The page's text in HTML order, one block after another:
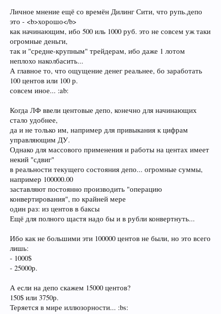
Личное мнение ещё со времён Дилинг Сити, что рупь.депо
это - <b>хорошо</b>
как начинающим, ибо 500 иль 1000 руб. это не совсем уж таки
огромные деньги,
так и "средне-крупным" трейдерам, ибо даже 1 лотом
неплохо наколбасить...
А главное то, что ощущение денег реальнее, бо заработать
100 центов или 100 р.
совсем иное... :ab:
Когда ЛФ ввели центовые депо, конечно для начинающих
стало удобнее,
да и не только им, например для привыкания к цифрам
управляющим ДУ.
Однако для массового применения и работы на центах имеет
некий "сдвиг"
в реальности текущего состояния депо... огромные суммы,
например 100000.00
заставляют постоянно производить "операцию
конвертирования", по крайней мере
один раз: из центов в баксы
Ещё для полного щастя надо бы и в рубли конвертнуть...
Ибо как не большими эти 100000 центов не были, но это всего
лишь:
- 1000$
- 25000р.
А если на депо скажем 15000 центов?
150$ или 3750р.
Теряется в мире иллюзорности... :bs: